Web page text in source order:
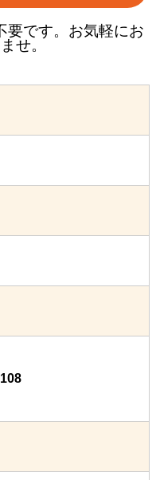
要です。お気軽にお
せ。